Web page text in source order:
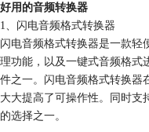
好用的音频转换器
1、闪电音频格式转换器
闪电音频格式转换器是一款轻
理功能，以及一键式音频格式
件之一。闪电音频格式转换器
大大提高了可操作性。同时支
的选择之一。